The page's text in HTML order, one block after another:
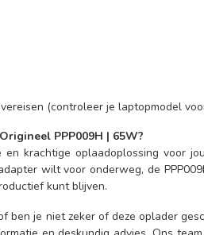
(controleer je laptopmodel
PPP009H | 65W?
krachtige oplaadoplossing voor
wilt voor onderweg, de
kunt blijven.
ben je niet zeker of deze oplader